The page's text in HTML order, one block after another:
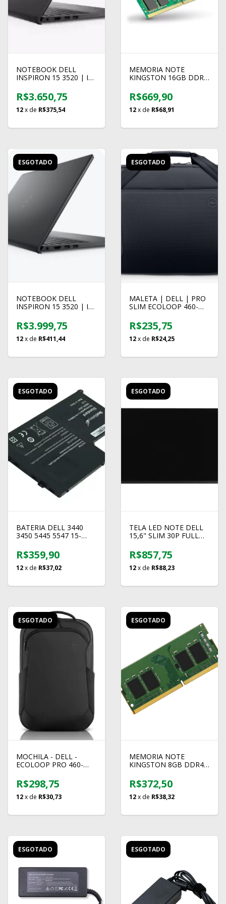
NOTEBOOK DELL
INSPIRON 15 3520 | I3-
256GB | WIN 11
R$3.650,75
12x de R$375,54
MEMORIA NOTE
KINGSTON 16GB DDR4
R$669,90
12x de R$68,91
ESGOTADO
NOTEBOOK DELL
INSPIRON 15 3520 | I3-
500GB | WIN 11
R$3.999,75
12x de R$411,44
ESGOTADO
MALETA | DELL | PRO
SLIM ECOLOOP 460-
R$235,75
12x de R$24,25
ESGOTADO
BATERIA DELL 3440
3450 5445 5547 15-
R$359,90
12x de R$37,02
ESGOTADO
TELA LED NOTE DELL
15,6" SLIM 30P FULL
R$857,75
12x de R$88,23
ESGOTADO
MOCHILA - DELL -
ECOLOOP PRO 460-
R$298,75
12x de R$30,73
ESGOTADO
MEMORIA NOTE
KINGSTON 8GB DDR4
R$372,50
12x de R$38,32
ESGOTADO ESGOTADO